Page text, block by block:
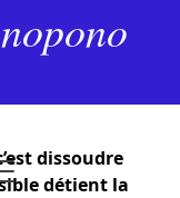
le Visible
29 déc. 2025
dissoudre
détient la